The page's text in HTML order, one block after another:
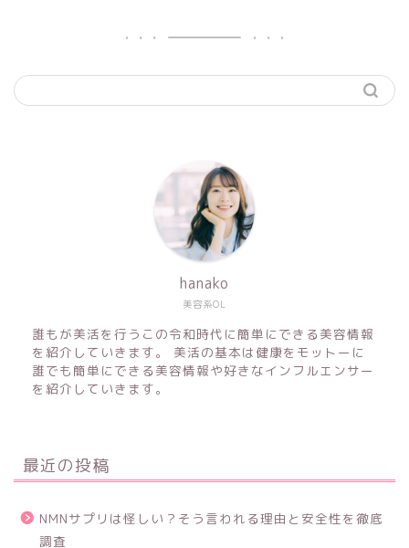
美容系OL
hanako
誰もが美活を行うこの令和時代に簡単にできる美容情報
を紹介していきます。 美活の基本は健康をモットーに
誰でも簡単にできる美容情報や好きなインフルエンサー
を紹介していきます。
最近の投稿
NMNサプリは怪しい？そう言われる理由と安全性を徹底
調査